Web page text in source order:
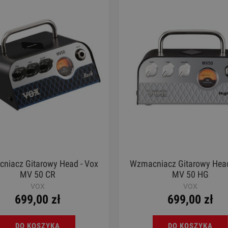
Klasyczna 4/4 - Kremona
F65C Fiesta Guitar
1 450,00 zł
Cena regularna:
1 885,00 zł
Najniższa cena: 1 885,00 zł
DO KOSZYKA
Ukulele - Chateau
130,00 zł
Cena regularna:189,00 zł
Najniższa cena:189,00 zł
DO KOSZYKA
Gitarowy Head - Vox
MV 50 CR
VOX
699,00 zł
DO KOSZYKA
Wzmacniacz Gitarowy
MV 50 HG
VOX
699,00 zł
DO KOSZYKA